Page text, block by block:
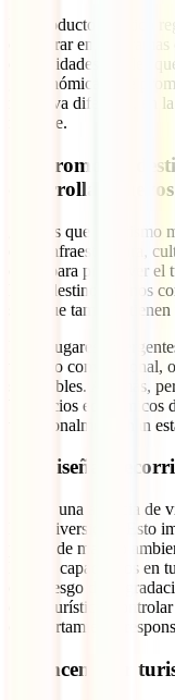
Un producto turístico
colaborar en
comunidades locales
gastronómicas que
narrativa diferente, en
medible.
15. Promover
desarrollar nuevos
¿Sabías que el turismo
en la infraestructura,
clave para promover el
hacia destinos menos
sino que también
Estos lugares
turístico convencional,
sostenibles. Además,
beneficios económicos
tradicionalmente han
16. Diseñar
Si eres una agencia de
la biodiversidad. Esto
planes de manejo
locales capacitados en
o en riesgo de
carga turística,
comportamiento
17. Incentivar